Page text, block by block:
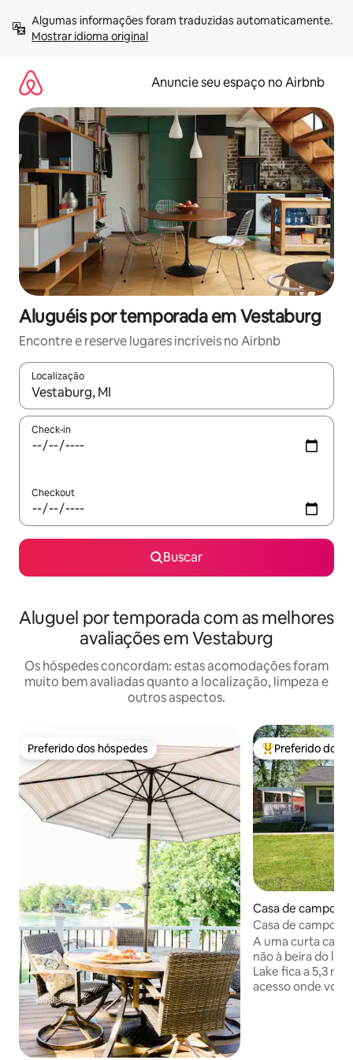
para
Mostrar idioma original
Anuncie seu espaço no Airbnb
Aluguéis por temporada em Vestaburg
Encontre e reserve lugares incríveis no Airbnb
Localização
Quando os resultados estiverem disponíveis, explore-os
Check-in
Checkout
Buscar
Aluguel por temporada com as melhores
avaliações em Vestaburg
Os hóspedes concordam: estas acomodações foram
muito bem avaliadas quanto a localização, limpeza e
outros aspectos.
Preferido dos hóspedes
Preferido dos hóspedes Entre os
Preferido dos
Casa de campo ⋅
Casa de campo
A uma curta
não à beira do
Lake fica a 5,3
acesso onde